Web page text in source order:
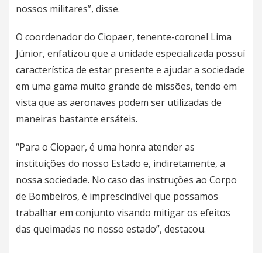
nossos militares”, disse.
O coordenador do Ciopaer, tenente-coronel Lima
Júnior, enfatizou que a unidade especializada possuí
característica de estar presente e ajudar a sociedade
em uma gama muito grande de missões, tendo em
vista que as aeronaves podem ser utilizadas de
maneiras bastante ersáteis.
“Para o Ciopaer, é uma honra atender as
instituições do nosso Estado e, indiretamente, a
nossa sociedade. No caso das instruções ao Corpo
de Bombeiros, é imprescindível que possamos
trabalhar em conjunto visando mitigar os efeitos
das queimadas no nosso estado”, destacou.